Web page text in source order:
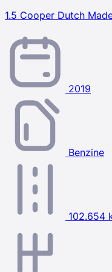
1.5 Cooper Dutch
2019
Benzine
102.654